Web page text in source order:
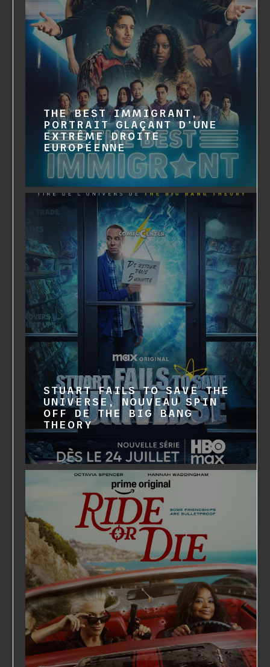
THE BEST IMMIGRANT,
PORTRAIT GLAÇANT D'UNE
EXTRÊME DROITE
EUROPÉENNE
STUART FAILS TO SAVE THE
UNIVERSE, NOUVEAU SPIN
OFF DE THE BIG BANG
THEORY